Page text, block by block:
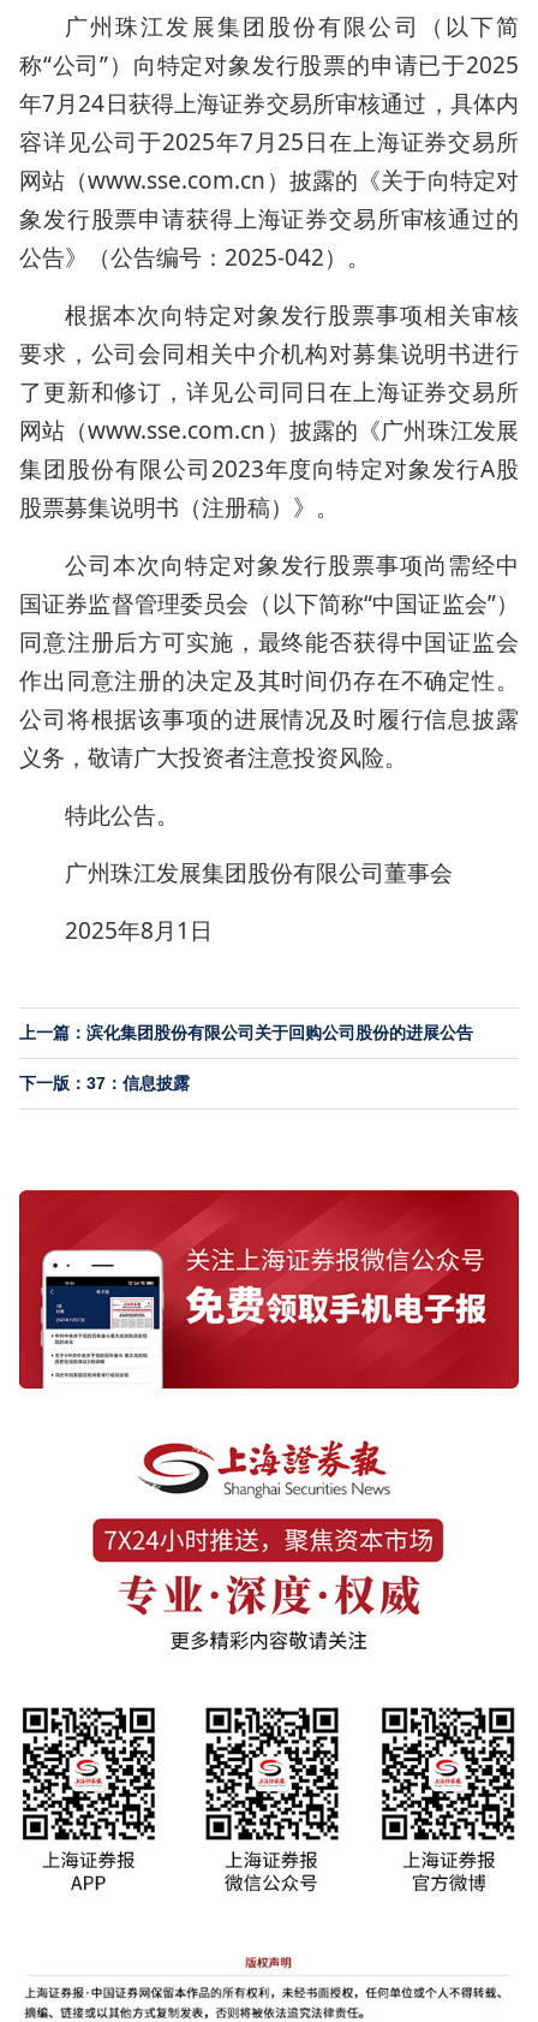
广州珠江发展集团股份有限公司（以下简
称“公司”）向特定对象发行股票的申请已于2025
年7月24日获得上海证券交易所审核通过，具体内
容详见公司于2025年7月25日在上海证券交易所
网站（www.sse.com.cn）披露的《关于向特定对
象发行股票申请获得上海证券交易所审核通过的
公告》（公告编号：2025-042）。
根据本次向特定对象发行股票事项相关审核
要求，公司会同相关中介机构对募集说明书进行
了更新和修订，详见公司同日在上海证券交易所
网站（www.sse.com.cn）披露的《广州珠江发展
集团股份有限公司2023年度向特定对象发行A股
股票募集说明书（注册稿）》。
公司本次向特定对象发行股票事项尚需经中
国证券监督管理委员会（以下简称“中国证监会”）
同意注册后方可实施，最终能否获得中国证监会
作出同意注册的决定及其时间仍存在不确定性。
公司将根据该事项的进展情况及时履行信息披露
义务，敬请广大投资者注意投资风险。
特此公告。
广州珠江发展集团股份有限公司董事会
2025年8月1日
上一篇：滨化集团股份有限公司关于回购公司股份的进展公告
下一版：37：信息披露